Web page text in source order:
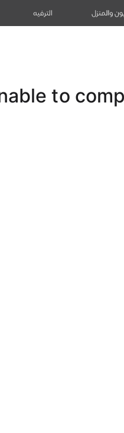
والمنزل الترفيه
to